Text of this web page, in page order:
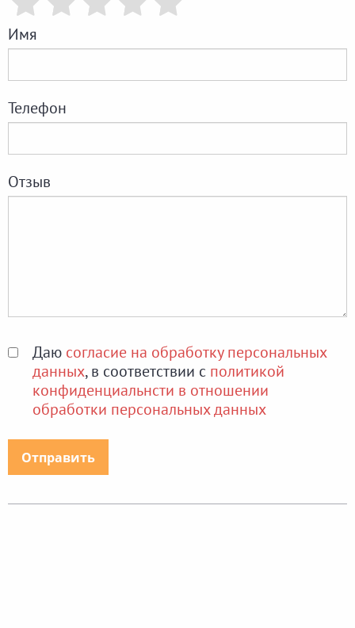
Имя
Телефон
Отзыв
Даю согласие на обработку персональных
данных, в соответствии с политикой
конфиденциальнсти в отношении
обработки персональных данных